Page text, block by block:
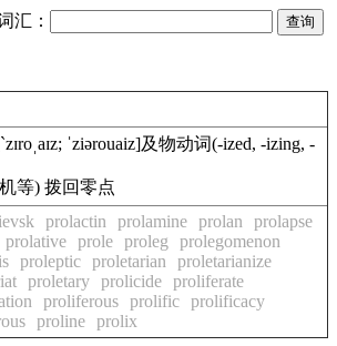
汇：
ˈziərouaiz]及物动词(-ized, -izing, -
等) 拨回零点
prolactin prolamine prolan
prolapse
prolative prole proleg
prolegomenon
proleptic proletarian
proletarianize
proletary prolicide proliferate
proliferous prolific prolificacy
proline prolix